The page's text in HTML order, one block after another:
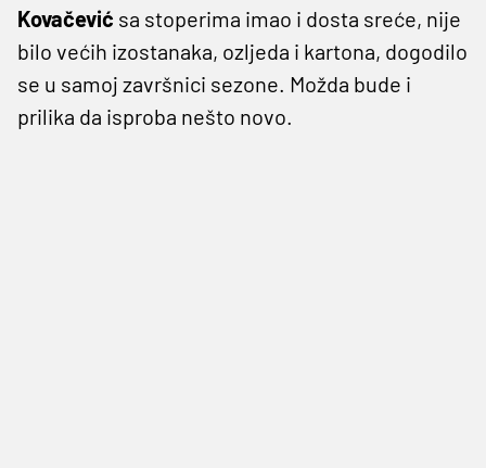
Kovačević sa stoperima imao i dosta sreće, nije
bilo većih izostanaka, ozljeda i kartona, dogodilo
se u samoj završnici sezone. Možda bude i
prilika da isproba nešto novo.